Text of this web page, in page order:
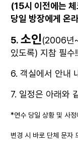
(15시 이전에는
당일 방장에게 온
5. 소인(2006년
있도록) 지참 필
6. 객실에서 안내
7. 일정은 아래와
*연수 당일 상황 및 사
변경 시 바로 단체 문자